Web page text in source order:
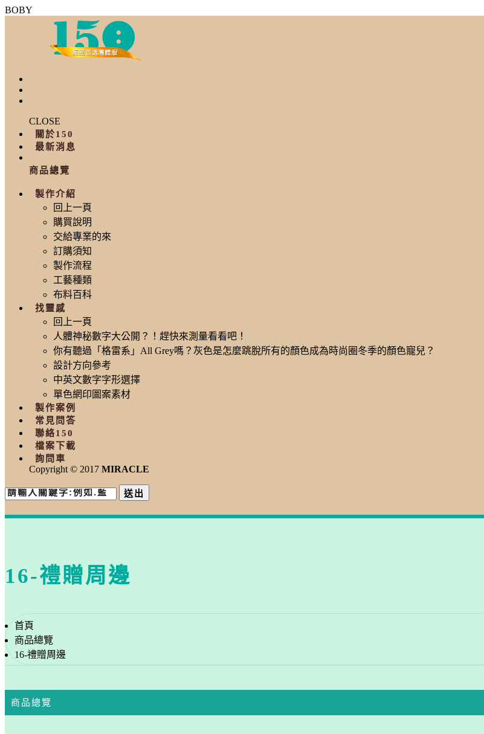
BOBY
CLOSE
關於150
最新消息
商品總覽
製作介紹
回上一頁
購買說明
交給專業的來
訂購須知
製作流程
工藝種類
布料百科
找靈感
回上一頁
人體神秘數字大公開？！趕快來測量看看吧！
你有聽過「格雷系」All Grey嗎？灰色是怎麼跳脫所有的顏色成為時尚圈冬季的顏色寵兒？
設計方向參考
中英文數字字形選擇
單色網印圖案素材
製作案例
常見問答
聯絡150
檔案下載
詢問車
Copyright © 2017 MIRACLE
送出
16-禮贈周邊
首頁
商品總覽
16-禮贈周邊
商品總覽